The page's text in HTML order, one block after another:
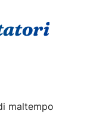
maltempo